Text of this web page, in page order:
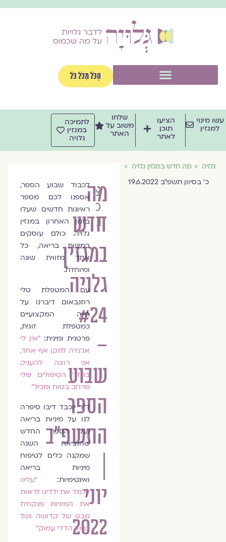
לתוכן
הַכֹּל מִכֹּל כֹּל
עשו מינוי
למגזין
הציעו
תוכן
לאתר
שלחו
משוב על
האתר
לתמיכה
במגזין
גלויה
גלויה מה חדש במגזין גלויה
כ׳ בסיוון תשפ״ב 19.6.2022
מה
חדש
במגזין
גלויה
#24
–
שבוע
הספר
התשפ״ב
יוני
2022
צוות
מגזין
גלויה
לכבוד שבוע הספר,
אספנו לכם מספר
ראיונות חדשים שעלו
בזמן האחרון במגזין
גלויה. כולם עוסקים
במיניות בריאה, כל
אחד מזווית שונה
ומיוחדת.
עם המטפלת טלי
רוזנבאום דיברנו על
חייה המקצועיים
כמטפלת זוגית,
פרטנית ומינית: ״אין לי
אג'נדה לתקן אף אחד,
אני רוצה להעניק
בחדר הטיפולים שלי
מרחב בטוח ומכיל״
ד"ר יוכבד דיבו סיפרה
לנו על מיניות בריאה
ועל הספר החדש
שהוציאה השנה
שמקנה כלים לטיפוח
מיניות בריאה
ואינטימיות:״עלינו
ללמד את ילדינו לראות
את המיניות מנקודת
מבט של קדושה ושל
כבוד הדדי עמוק״